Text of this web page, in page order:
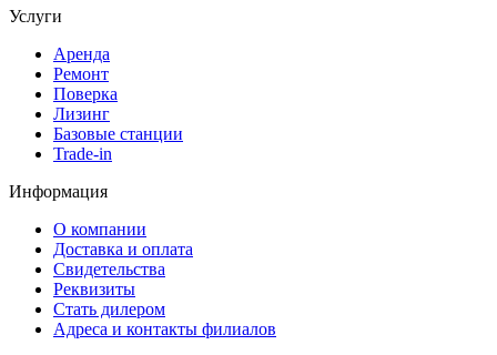
Услуги
Аренда
Ремонт
Поверка
Лизинг
Базовые станции
Trade-in
Информация
О компании
Доставка и оплата
Свидетельства
Реквизиты
Стать дилером
Адреса и контакты филиалов